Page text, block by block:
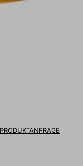
PRODUKTANFRAGE